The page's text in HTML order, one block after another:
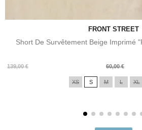
FRONT STREET
Short De Survêtement Beige Imprimé
139,00 €
Prix
60,00 €
Prix
XS S M L XL